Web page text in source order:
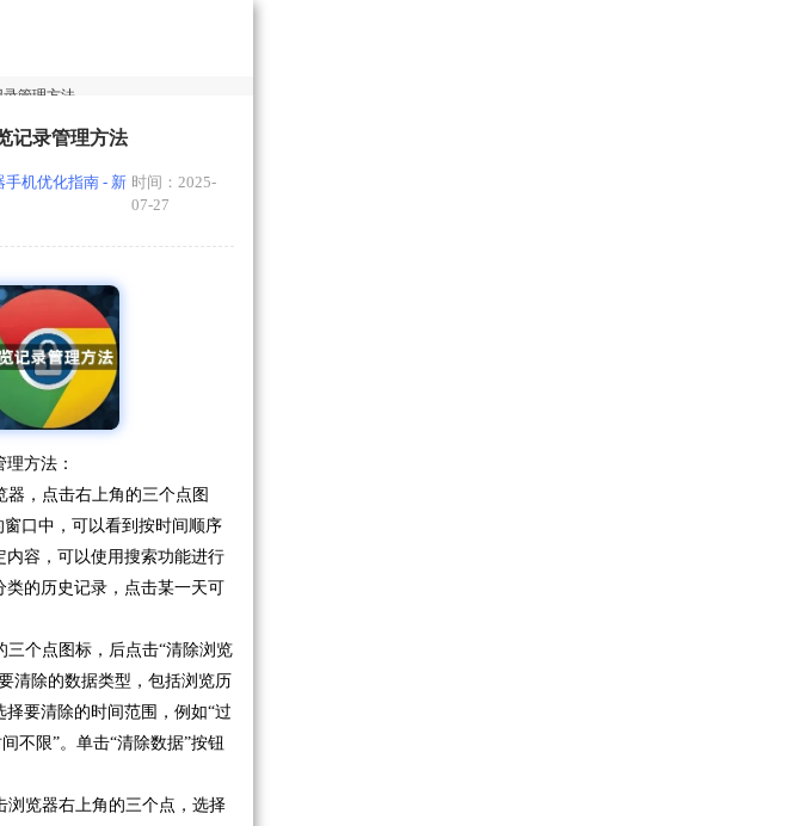
管理方法
记录管理方法
机优化指南 - 新 时间：2025-
07-27
方法：
，点击右上角的三个点图
口中，可以看到按时间顺序
容，可以使用搜索功能进行
的历史记录，点击某一天可
个点图标，后点击“清除浏览
清除的数据类型，包括浏览历
要清除的时间范围，例如“过
不限”。单击“清除数据”按钮
浏览器右上角的三个点，选择